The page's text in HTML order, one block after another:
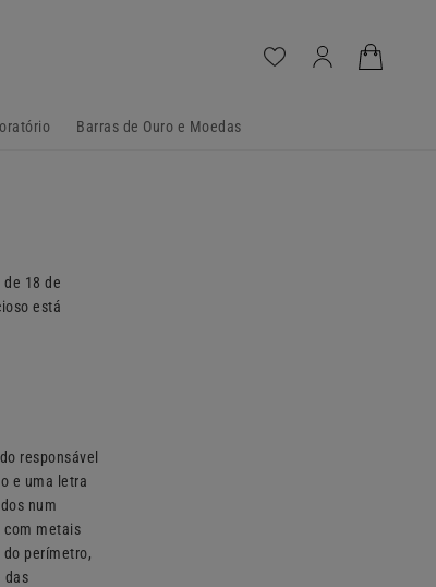
Barras de Ouro e Moedas
Iniciar
sessão
Carrinho
18 de
está
responsável
e uma letra
num
com metais
perímetro,
das